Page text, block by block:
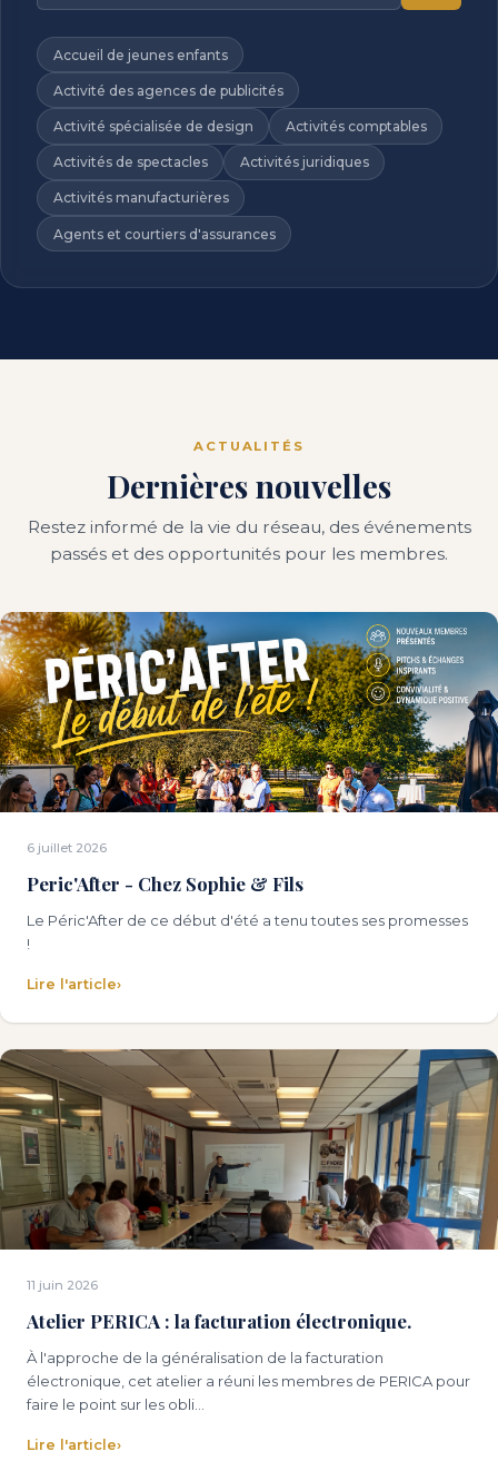
Accueil de jeunes enfants
Activité des agences de publicités
Activité spécialisée de design Activités comptables
Activités de spectacles Activités juridiques
Activités manufacturières
Agents et courtiers d'assurances
ACTUALITÉS
Dernières nouvelles
Restez informé de la vie du réseau, des événements
passés et des opportunités pour les membres.
6 juillet 2026
Peric'After - Chez Sophie & Fils
Le Péric'After de ce début d'été a tenu toutes ses promesses
!
Lire l'article›
11 juin 2026
Atelier PERICA : la facturation électronique.
À l'approche de la généralisation de la facturation
électronique, cet atelier a réuni les membres de PERICA pour
faire le point sur les obli…
Lire l'article›